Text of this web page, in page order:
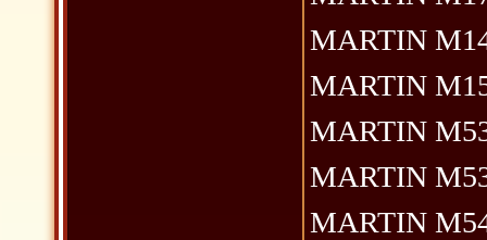
MARTIN
MARTIN
MARTIN
MARTIN
MARTIN